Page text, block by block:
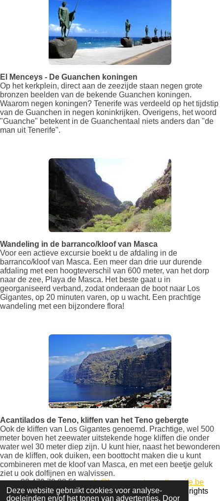
Deze website gebruikt cookies voor analyse-
doeleinden en/of het tonen van advertenties. Door
El Menceys - De Guanchen koningen
Op het kerkplein, direct aan de zeezijde staan negen grote
bronzen beelden van de bekende Guanchen koningen.
Waarom negen koningen? Tenerife was verdeeld op het tijdstip
van de Guanchen in negen koninkrijken. Overigens, het woord
"Guanche" betekent in de Guanchentaal niets anders dan "de
man uit Tenerife".
Wandeling in de barranco/kloof van Masca
Voor een actieve excursie boekt u de afdaling in de
barranco/kloof van Masca. Een meer dan drie uur durende
afdaling met een hoogteverschil van 600 meter, van het dorp
naar de zee, Playa de Masca. Het beste gaat u in
georganiseerd verband, zodat onderaan de boot naar Los
Gigantes, op 20 minuten varen, op u wacht. Een prachtige
wandeling met een bijzondere flora!
Acantilados de Teno, kliffen van het Teno gebergte
Ook de kliffen van Los Gigantes genoemd. Prachtige, wel 500
meter boven het zeewater uitstekende hoge kliffen die onder
water wel 30 meter diep zijn. U kunt hier, naast het bewonderen
van de kliffen, ook duiken, een boottocht maken die u kunt
combineren met de kloof van Masca, en met een beetje geluk
ziet u ook dolfijnen en walvissen.
+32 479 70 88 51
info@huurappartementtenerife.be
Copyright © 2022 huurappartementtenerife.be - All rights